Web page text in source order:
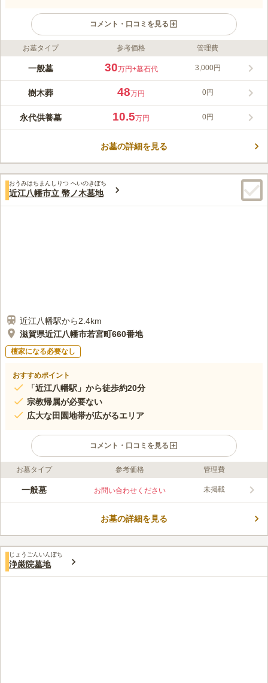
コメント・口コミを見る
ライフドット編集部のコメント
「長光城址」の近くにある霊苑です。 清らかな空気の漂う聖域
雄大な自然が広がり、豊かな緑に囲まれています。 陽当たり・
風通しがとても良いので、気持ち良くお参りできるのも嬉しいポ
場所にあり、駐車場を完備しています。
すぐ近くには購入する店が無いので、あらかじめ自宅近くの店で
購入してからお墓参りに行きます。ただお墓から車で10分ほど離れた場所
にホームセンターはあるので、まずホームセンターに寄って買い物をして
から、お墓参りに行くこともあります。
お墓タイプ 参考価格 管理費
一般墓 30万円+墓石代 3,000円
樹木葬 48万円 0円
永代供養墓 10.5万円 0円
お墓の詳細を見る
おうみはちまんしりつ へいのきぼち
近江八幡市立 幣ノ木墓地
近江八幡駅から2.4km
滋賀県近江八幡市若宮町660番地
檀家になる必要なし
おすすめポイント
「近江八幡駅」から徒歩約20分
宗教帰属が必要ない
広大な田園地帯が広がるエリア
コメント・口コミを見る
ライフドット編集部のコメント
田園地帯が広がるのどかな場所にある近江八幡市の市営墓地で
ます。 宗教不問で眠ることができ、改宗しても手続きが要らな
口コミ評価
この霊園はまだ誰からも評価されていません。
お墓タイプ 参考価格 管理費
一般墓 お問い合わせください 未掲載
お墓の詳細を見る
じょうごんいんぼち
浄厳院墓地